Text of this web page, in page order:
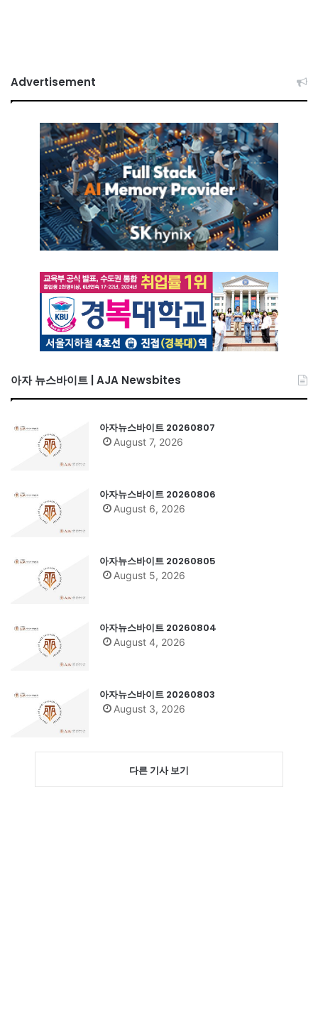
Advertisement
아자 뉴스바이트 | AJA Newsbites
아자뉴스바이트 20260807
August 7, 2026
아자뉴스바이트 20260806
August 6, 2026
아자뉴스바이트 20260805
August 5, 2026
아자뉴스바이트 20260804
August 4, 2026
아자뉴스바이트 20260803
August 3, 2026
다른 기사 보기